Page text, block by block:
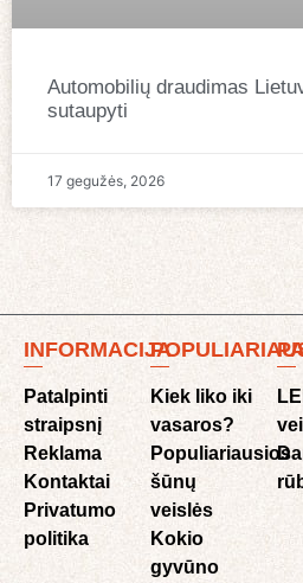
Automobilių draudimas
sutaupyti
17 gegužės, 2026
INFORMACIJA
Patalpinti
straipsnį
Reklama
Kontaktai
Privatumo
politika
Kiek liko iki
vasaros?
Populiariausios
šūnų
veislės
Kokio
gyvūno